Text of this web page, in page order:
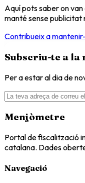
Aquí pots saber on
manté sense publicitat
Contribueix a
Subscriu-te a la
Per a estar al dia de
Menjòmetre
Portal de fiscalització
catalana. Dades
Navegació